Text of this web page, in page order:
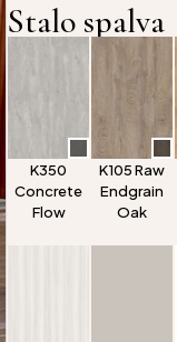
Stalo spalva
K350
Concrete
Flow
K105 Raw
Endgrain
Oak